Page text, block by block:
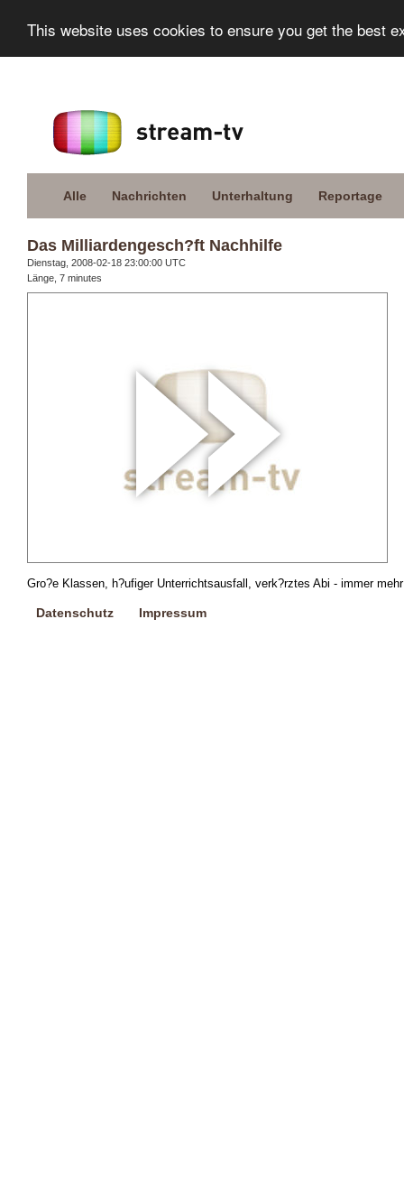
This website uses cookies to ensure you get the best
Alle Nachrichten Unterhaltung Reportage
Das Milliardengesch?ft Nachhilfe
Dienstag, 2008-02-18 23:00:00 UTC
Länge, 7 minutes
Gro?e Klassen, h?ufiger Unterrichtsausfall, verk?rztes Abi - immer
Datenschutz Impressum